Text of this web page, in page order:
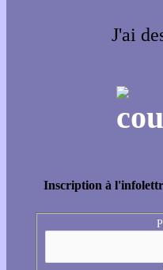
J'ai
Inscription à